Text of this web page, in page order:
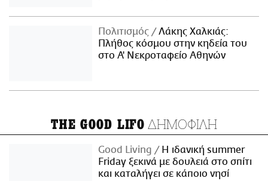
Πολιτισμός
Λάκης Χαλκιάς:
Πλήθος κόσμου στην κηδεία του
στο Α' Νεκροταφείο Αθηνών
THE GOOD LIFO ΔΗΜΟΦΙΛΗ
Good Living
Η ιδανική summer
Friday ξεκινά με δουλειά στο σπίτι
και καταλήγει σε κάποιο νησί